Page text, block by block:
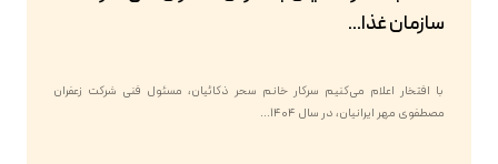
سازمان غذا...
با افتخار اعلام می‌کنیم سرکار خانم سحر ذکائیان، مسئول فنی شرکت زعفران
مصطفوی مهر ایرانیان، در سال ۱۴۰۴...